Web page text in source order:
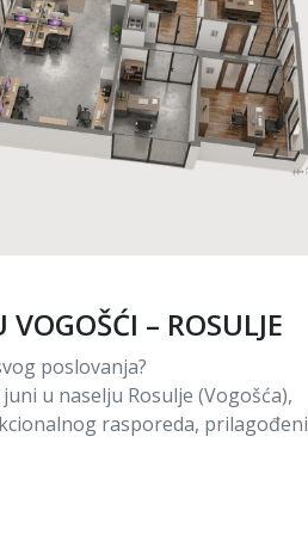
– ROSULJE
poslovanja?
u naselju Rosulje (Vogošća),
rasporeda, prilagođeni